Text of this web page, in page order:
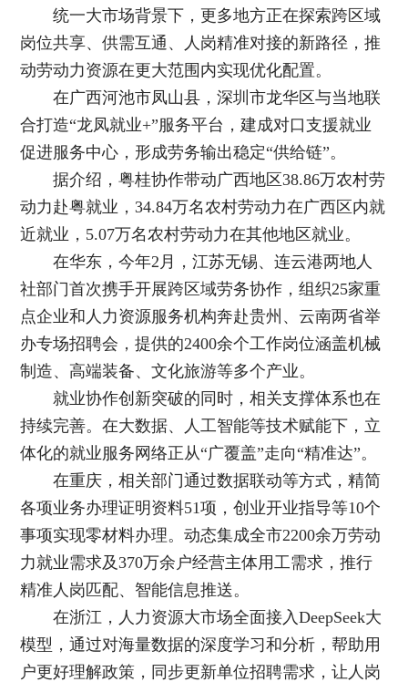
统一大市场背景下，更多地方正在探索跨区域
岗位共享、供需互通、人岗精准对接的新路径，推
动劳动力资源在更大范围内实现优化配置。
在广西河池市凤山县，深圳市龙华区与当地联
合打造“龙凤就业+”服务平台，建成对口支援就业
促进服务中心，形成劳务输出稳定“供给链”。
据介绍，粤桂协作带动广西地区38.86万农村劳
动力赴粤就业，34.84万名农村劳动力在广西区内就
近就业，5.07万名农村劳动力在其他地区就业。
在华东，今年2月，江苏无锡、连云港两地人
社部门首次携手开展跨区域劳务协作，组织25家重
点企业和人力资源服务机构奔赴贵州、云南两省举
办专场招聘会，提供的2400余个工作岗位涵盖机械
制造、高端装备、文化旅游等多个产业。
就业协作创新突破的同时，相关支撑体系也在
持续完善。在大数据、人工智能等技术赋能下，立
体化的就业服务网络正从“广覆盖”走向“精准达”。
在重庆，相关部门通过数据联动等方式，精简
各项业务办理证明资料51项，创业开业指导等10个
事项实现零材料办理。动态集成全市2200余万劳动
力就业需求及370万余户经营主体用工需求，推行
精准人岗匹配、智能信息推送。
在浙江，人力资源大市场全面接入DeepSeek大
模型，通过对海量数据的深度学习和分析，帮助用
户更好理解政策，同步更新单位招聘需求，让人岗